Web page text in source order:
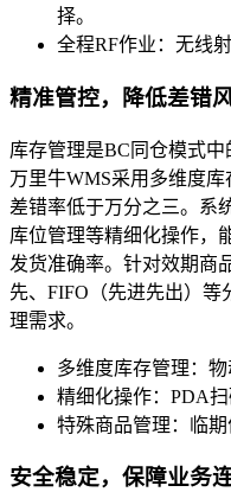
择。
全程RF作业：无线
精准管控，降低差错
库存管理是BC同仓模式中
万里牛WMS采用多维度
差错率低于万分之三。系
库位管理等精细化操作，
发货准确率。针对效期商
先、FIFO（先进先出）等
理需求。
多维度库存管理：物
精细化操作：PDA
特殊商品管理：临期
安全稳定，保障业务